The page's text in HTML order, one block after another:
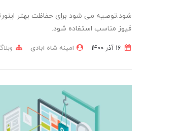
شود.توصیه می شود برای حفاظت بهتر
فیوز مناسب استفاده شود.
امینه شاه ابادی